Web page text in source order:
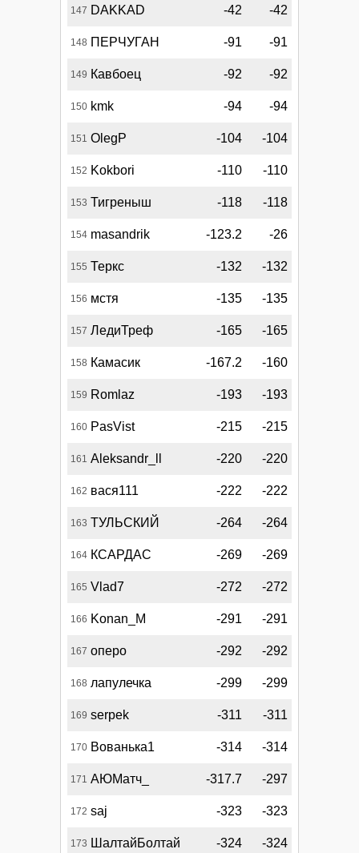
147 DAKKAD -42 -42
148 ПЕРЧУГАН -91 -91
149 Кавбоец -92 -92
150 kmk -94 -94
151 OlegP -104 -104
152 Kokbori -110 -110
153 Тигреныш -118 -118
154 masandrik -123.2 -26
155 Теркс -132 -132
156 мстя -135 -135
157 ЛедиТреф -165 -165
158 Камасик -167.2 -160
159 Romlaz -193 -193
160 PasVist -215 -215
161 Aleksandr_ll -220 -220
162 вася111 -222 -222
163 ТУЛЬСКИЙ -264 -264
164 КСАРДАС -269 -269
165 Vlad7 -272 -272
166 Konan_M -291 -291
167 оперо -292 -292
168 лапулечка -299 -299
169 serpek -311 -311
170 Вованька1 -314 -314
171 АЮМатч_ -317.7 -297
172 saj -323 -323
173 ШалтайБолтай -324 -324